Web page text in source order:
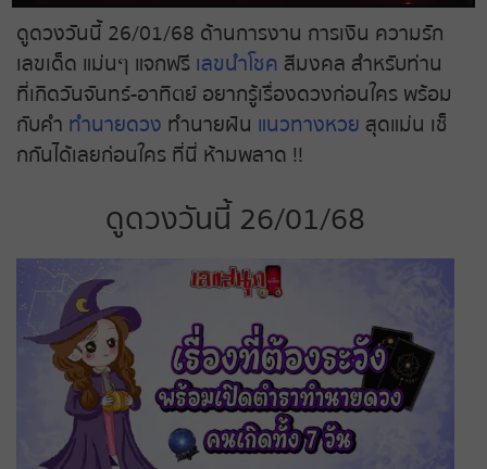
ถ่ายทอดสดหวยออมสิน
ถ่ายทอดสดหวย ธกส.
ถ่ายทอดสดหวยลาว
ถ่ายทอดสดหวยฮานอยพิเศษ
ถ่ายทอดสดหวยมาเลย์
ถ่ายทอดสดหวยญีปุ่น
ดูดวงวันนี้ 26/01/68 ด้านการงาน การเงิน ความรัก
เลขเด็ด แม่นๆ แจกฟรี เลขนำโชค สีมงคล สำหรับท่าน
ที่เกิดวันจันทร์-อาทิตย์ อยากรู้เรื่องดวงก่อนใคร พร้อม
กับคำ ทำนายดวง ทำนายฝัน แนวทางหวย สุดแม่น เช็
กกันได้เลยก่อนใคร ที่นี่ ห้ามพลาด !!
ดูดวงวันนี้ 26/01/68